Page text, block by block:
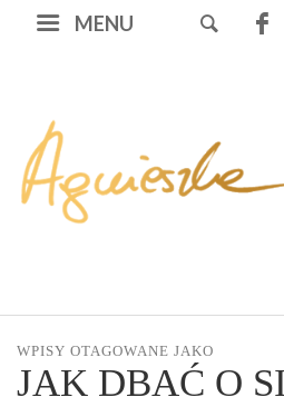
MENU
WPISY OTAGOWANE JAKO
JAK DBAĆ O